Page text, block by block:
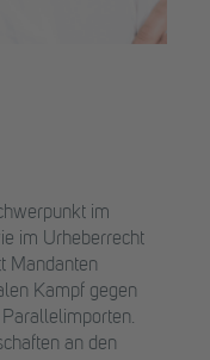
im
im Urheberrecht
Mandanten
Kampf gegen
an den